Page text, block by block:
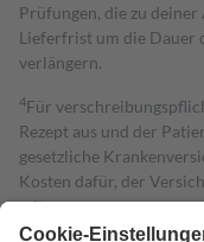
Prüfungen, die zu
Lieferfrist um die Dauer
verlängern.
4Für
Rezept aus und der
gesetzliche
Kosten dafür, der
mit.
Grundsätzlich leisten